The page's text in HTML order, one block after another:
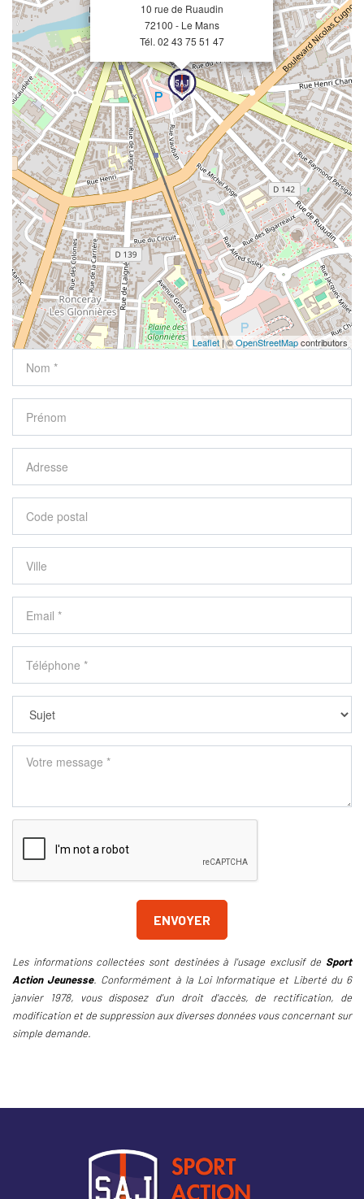
10 rue de Ruaudin
72100 - Le Mans
Tél. 02 43 75 51 47
Leaflet| ©OpenStreetMapcontributors
Les informations collectées sont destinées à l'usage exclusif de Sport
Action Jeunesse. Conformément à la Loi Informatique et Liberté du 6
janvier 1978, vous disposez d'un droit d'accès, de rectification, de
modification et de suppression aux diverses données vous concernant sur
simple demande.